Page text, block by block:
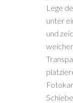
Lege
unter
und